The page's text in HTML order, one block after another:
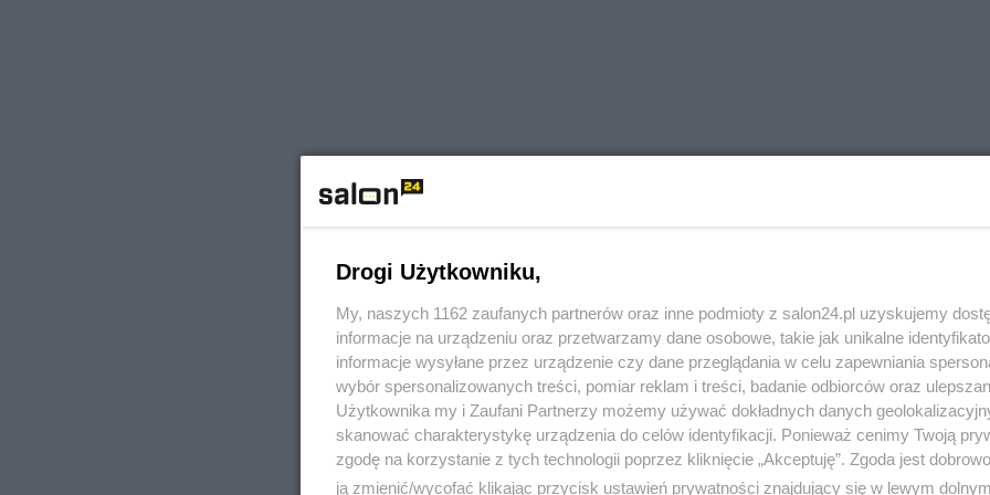
Drogi Użytkowniku,
My, naszych 1162 zaufanych partnerów oraz inne podmioty z salon24.pl uzyskujemy
informacje na urządzeniu oraz przetwarzamy dane osobowe, takie jak unikalne
informacje wysyłane przez urządzenie czy dane przeglądania w celu zapewniania
wybór spersonalizowanych treści, pomiar reklam i treści, badanie odbiorców oraz
Użytkownika my i Zaufani Partnerzy możemy używać dokładnych danych
skanować charakterystykę urządzenia do celów identyfikacji. Ponieważ cenimy Twoją
zgodę na korzystanie z tych technologii poprzez kliknięcie „Akceptuję”. Zgoda jest
ją zmienić/wycofać klikając przycisk ustawień prywatności znajdujący się w lewym